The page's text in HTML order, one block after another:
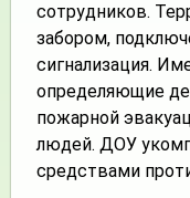
сотрудников.
забором,
сигнализация.
определяющие
пожарной
людей. ДОУ
средствами